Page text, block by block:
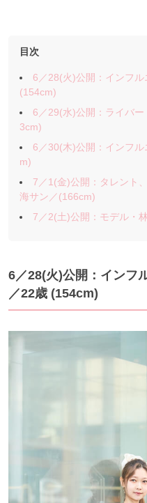
目次
6／28(火)公開：インフ
(154cm)
6／29(水)公開：ライバ
3cm)
6／30(木)公開：インフ
m)
7／1(金)公開：タレント
海サン／(166cm)
7／2(土)公開：モデル・
6／28(火)公開：インフ
／22歳 (154cm)